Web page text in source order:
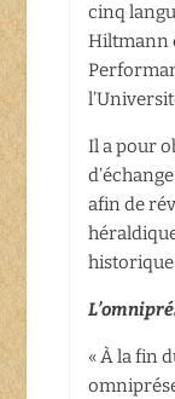
cinq
Hiltmann
Il a pour
afin de
« À la fin